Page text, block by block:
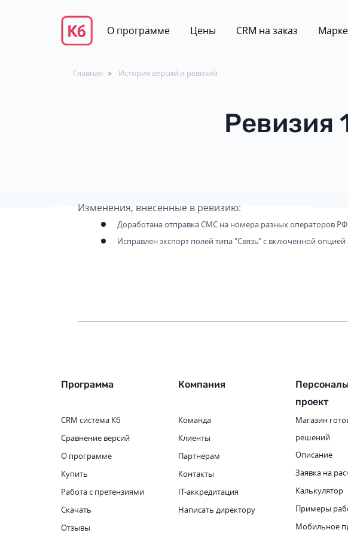
О программе Цены CRM на заказ
Главная > История версий и ревизий
Ревизия
Изменения, внесенные в ревизию:
Доработана отправка СМС на номера разных операторов
Исправлен экспорт полей типа "Связь" с включенной
Программа
CRM система Кб
Сравнение версий
О программе
Купить
Работа с претензиями
Скачать
Отзывы
Компания
Команда
Клиенты
Партнерам
Контакты
IT-аккредитация
Написать директору
проект
Магазин
решений
Описание
Заявка на
Калькулятор
Примеры
Мобильное